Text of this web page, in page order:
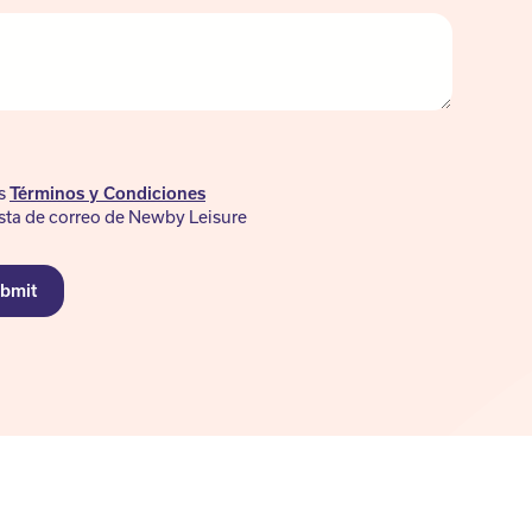
Términos y Condiciones
de correo de Newby Leisure